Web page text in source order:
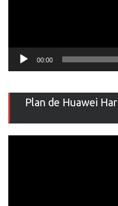
00:00
Plan de Huawei